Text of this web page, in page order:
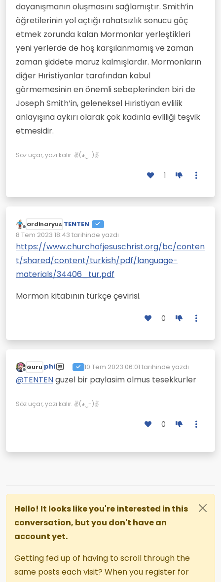
dayanışmanın oluşmasını sağlamıştır. Smith’in
öğretilerinin yol açtığı rahatsızlık sonucu göç
etmek zorunda kalan Mormonlar yerleştikleri
yeni yerlerde de hoş karşılanmamış ve zaman
zaman şiddete maruz kalmışlardır. Mormonların
diğer Hıristiyanlar tarafından kabul
görmemesinin en önemli sebeplerinden biri de
Joseph Smith’in, geleneksel Hıristiyan evlilik
anlayışına aykırı olarak çok kadınla evliliği teşvik
etmesidir.
Söz uçar, yazı kalır. ✌(◕‿-)✌
1
Çevrimdışı
Ordinaryus TENTEN
8 Tem 2023 18:43 tarihinde yazdı
Son düzenleyen:
https://www.churchofjesuschrist.org/bc/conten
t/shared/content/turkish/pdf/language-
materials/34406_tur.pdf
Mormon kitabının türkçe çevirisi.
0
Çevrimdışı
Guru phi 10 Tem 2023 06:01 tarihinde yazdı
Son düzenleyen:
@TENTENguzel bir paylasim olmus tesekkurler
Söz uçar, yazı kalır. ✌(◕‿-)✌
0
Hello! It looks like you're interested in this
conversation, but you don't have an
account yet.
Getting fed up of having to scroll through the
same posts each visit? When you register for